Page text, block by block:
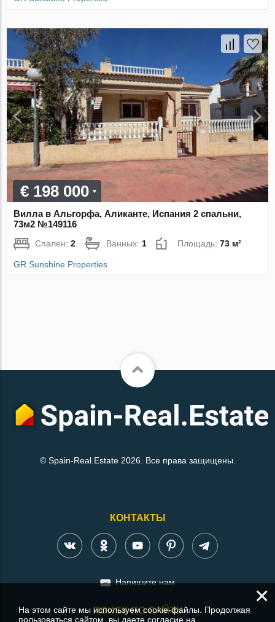
€ 198 000
Вилла в Альгорфа, Аликанте, Испания 2 спальни,
73м2 №149116
Спален:2 Ванных:1 Площадь:73 м²
GR Sunshine Properties
© Spain-Real.Estate 2026. Все права защищены.
КОНТАКТЫ
Напишите нам
ПОИСК ПО САЙТУ
×
На этом сайте мы используем cookie-файлы. Продолжая
пользоваться сайтом, вы даете согласие на